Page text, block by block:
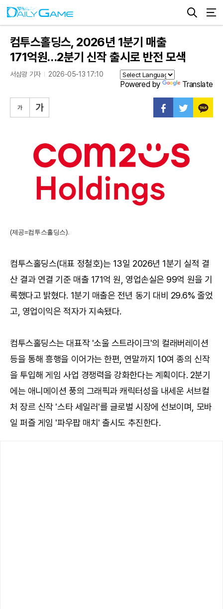
컴투스홀딩스, 2026년 1분기 매출
171억원…2분기 신작 출시로 반전 모색
서삼광 기자 2026-05-13 17:10
Powered by Translate
(제공=컴투스홀딩스).
컴투스홀딩스(대표 정철호)는 13일 2026년 1분기 실적 결
산 결과 연결 기준 매출 171억 원, 영업손실은 99억 원을 기
록했다고 밝혔다. 1분기 매출은 전년 동기 대비 29.6% 줄었
고, 영업이익은 적자가 지속됐다.
컴투스홀딩스는 대표작 '소울 스트라이크'의 컬래버레이션
등을 통해 흥행을 이어가는 한편, 연말까지 10여 종의 신작
을 투입해 게임 사업 경쟁력을 강화한다는 계획이다. 2분기
에는 애니메이션 풍의 그래픽과 캐릭터성을 내세운 서브컬
처 장르 신작 '스타 세일러'를 글로벌 시장에 선보이며, 모바
일 퍼즐 게임 '파우팝 매치' 출시도 추진한다.